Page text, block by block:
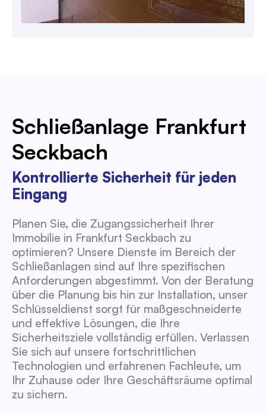
Schließanlage Frankfurt
Seckbach
Kontrollierte Sicherheit für jeden
Eingang
Planen Sie, die Zugangssicherheit Ihrer
Immobilie in Frankfurt Seckbach zu
optimieren? Unsere Dienste im Bereich der
Schließanlagen sind auf Ihre spezifischen
Anforderungen abgestimmt. Von der Beratung
über die Planung bis hin zur Installation, unser
Schlüsseldienst sorgt für maßgeschneiderte
und effektive Lösungen, die Ihre
Sicherheitsziele vollständig erfüllen. Verlassen
Sie sich auf unsere fortschrittlichen
Technologien und erfahrenen Fachleute, um
Ihr Zuhause oder Ihre Geschäftsräume optimal
zu sichern.